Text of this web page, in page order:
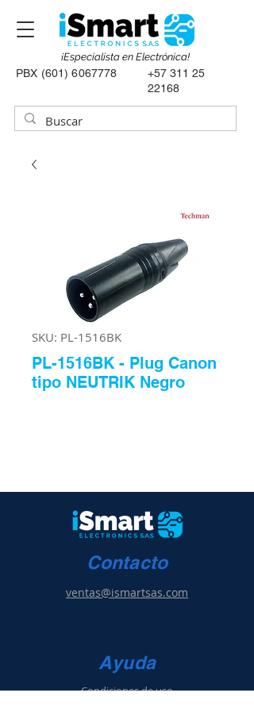
PBX (601) 6067778
+57 311 25
22168
¡Especialista en Electrónica!
SKU: PL-1516BK
PL-1516BK - Plug Canon
tipo NEUTRIK Negro
Contacto
ventas@ismartsas.com
Ayuda
Condiciones de uso